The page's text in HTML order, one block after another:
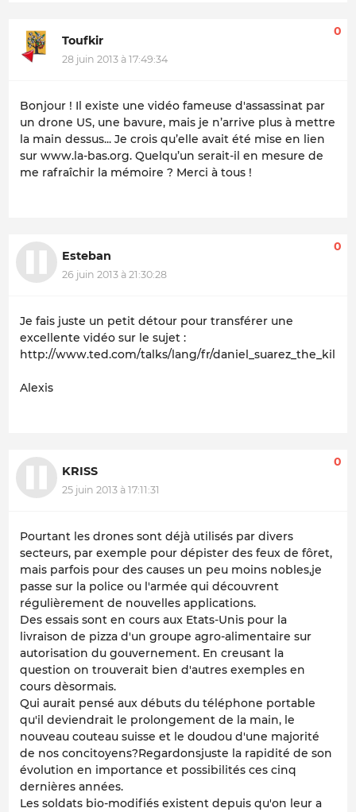
Toufkir
28 juin 2013 à 17:49:34
0
Bonjour ! Il existe une vidéo fameuse d'assassinat par
un drone US, une bavure, mais je n’arrive plus à mettre
la main dessus... Je crois qu’elle avait été mise en lien
sur www.la-bas.org. Quelqu’un serait-il en mesure de
me rafraîchir la mémoire ? Merci à tous !
Esteban
26 juin 2013 à 21:30:28
0
Je fais juste un petit détour pour transférer une
excellente vidéo sur le sujet :
http://www.ted.com/talks/lang/fr/
Alexis
KRISS
25 juin 2013 à 17:11:31
0
Pourtant les drones sont déjà utilisés par divers
secteurs, par exemple pour dépister des feux de fôret,
mais parfois pour des causes un peu moins nobles,je
passe sur la police ou l'armée qui découvrent
régulièrement de nouvelles applications.
Des essais sont en cours aux Etats-Unis pour la
livraison de pizza d'un groupe agro-alimentaire sur
autorisation du gouvernement. En creusant la
question on trouverait bien d'autres exemples en
cours dèsormais.
Qui aurait pensé aux débuts du téléphone portable
qu'il deviendrait le prolongement de la main, le
nouveau couteau suisse et le doudou d'une majorité
de nos concitoyens?Regardonsjuste la rapidité de son
évolution en importance et possibilités ces cinq
dernières années.
Les soldats bio-modifiés existent depuis qu'on leur a